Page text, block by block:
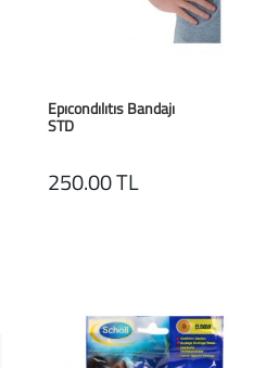
Epıcondılıtıs Bandajı
STD
250.00 TL